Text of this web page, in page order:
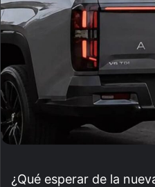
¿Qué esperar de la